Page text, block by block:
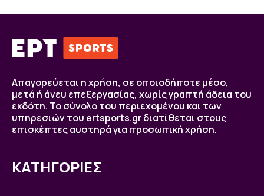
Απαγορεύεται η χρήση, σε οποιοδήποτε μέσο,
μετά ή άνευ επεξεργασίας, χωρίς γραπτή άδεια του
εκδότη. Το σύνολο του περιεχομένου και των
υπηρεσιών του ertsports.gr διατίθεται στους
επισκέπτες αυστηρά για προσωπική χρήση.
ΚΑΤΗΓΟΡΙΕΣ